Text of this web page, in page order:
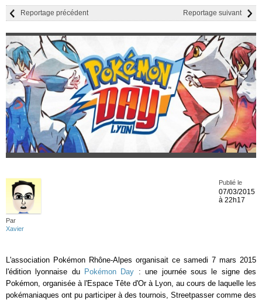
Reportage suivant
Reportage précédent
Par
Xavier
Publié le
07/03/2015
à 22h17
L'association Pokémon Rhône-Alpes organisait ce samedi 7 mars 2015
l'édition lyonnaise du Pokémon Day : une journée sous le signe des
Pokémon, organisée à l'Espace Tête d'Or à Lyon, au cours de laquelle les
pokémaniaques ont pu participer à des tournois, Streetpasser comme des